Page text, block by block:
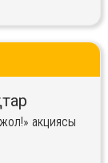
акциясы